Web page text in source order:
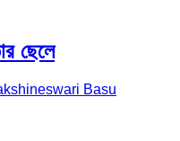
ছেলে
Basu